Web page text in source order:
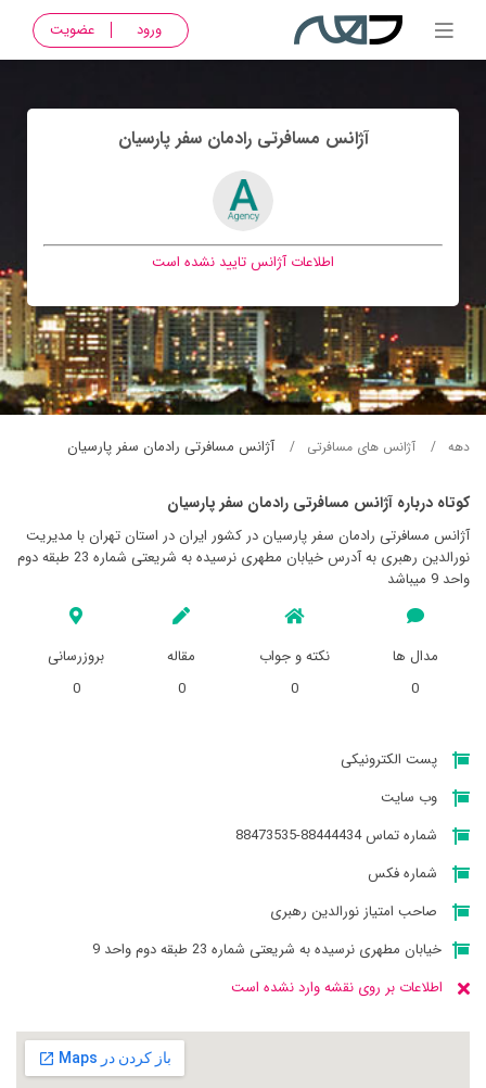
ورود عضویت
آژانس مسافرتی رادمان سفر پارسيان
اطلاعات آژانس تایید نشده است
دهه آژانس های مسافرتی آژانس مسافرتی رادمان سفر پارسيان
کوتاه درباره آژانس مسافرتی رادمان سفر پارسيان
آژانس مسافرتی رادمان سفر پارسيان در کشور ایران در استان تهران با مدیریت
نورالدین رهبری به آدرس خیابان مطهری نرسیده به شریعتی شماره 23 طبقه دوم
واحد 9 میباشد
مدال ها
0
نکته و جواب
0
مقاله
0
بروزرسانی
0
پست الکترونیکی
وب سایت
شماره تماس 88444434-88473535
شماره فکس
صاحب امتیاز نورالدین رهبری
خیابان مطهری نرسیده به شریعتی شماره 23 طبقه دوم واحد 9
اطلاعات بر روی نقشه وارد نشده است